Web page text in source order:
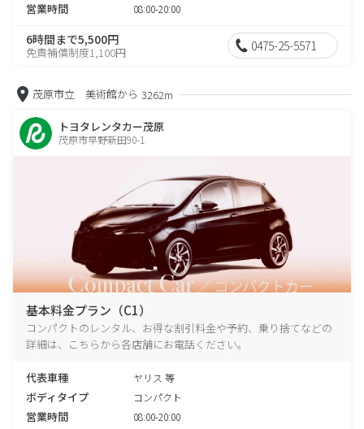
営業時間 08:00-20:00
6時間まで5,500円
免責補償制度1,100円 0475-25-5571
茂原市立 美術館から 3262m
トヨタレンタカー茂原
茂原市早野新田90-1
基本料金プラン（C1）
コンパクトのレンタル、お得な割引料金や予約、乗り捨てなどの
詳細は、こちらから各店舗にお電話ください。
代表車種 ヤリス 等
ボディタイプ コンパクト
営業時間 08:00-20:00